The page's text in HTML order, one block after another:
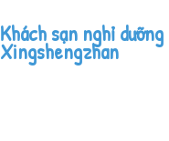
Khách sạn nghỉ dưỡng
Xingshengzhan